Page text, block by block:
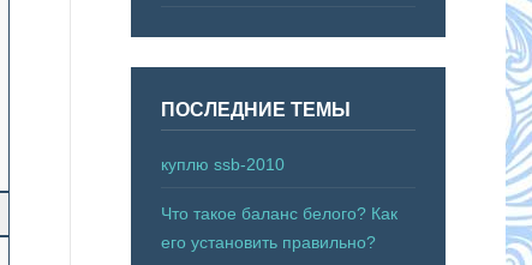
ПОСЛЕДНИЕ ТЕМЫ
куплю ssb-2010
Что такое баланс белого? Как
его установить правильно?